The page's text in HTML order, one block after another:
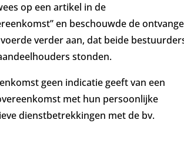
op een artikel in de
en beschouwde de
verder aan, dat beide
stonden.
geen indicatie geeft van een
met hun persoonlijke
dienstbetrekkingen met de bv.